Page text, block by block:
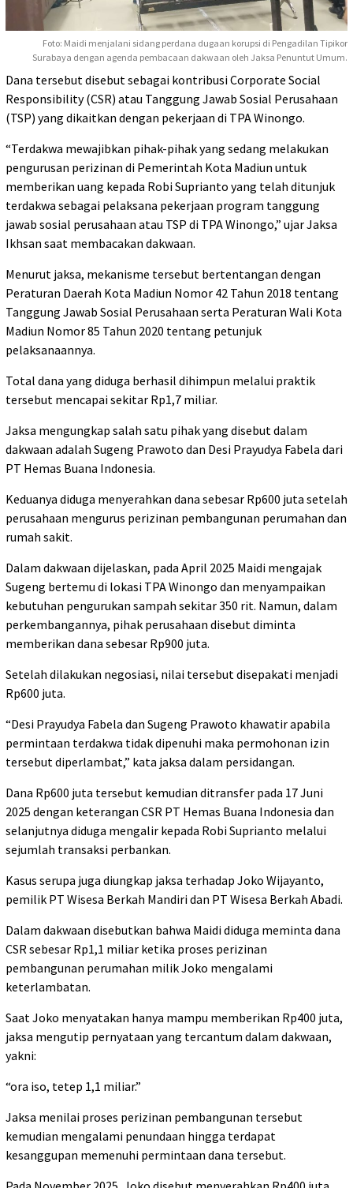
Foto: Maidi menjalani sidang perdana dugaan korupsi di Pengadilan Tipikor
Surabaya dengan agenda pembacaan dakwaan oleh Jaksa Penuntut Umum.
Dana tersebut disebut sebagai kontribusi Corporate Social
Responsibility (CSR) atau Tanggung Jawab Sosial Perusahaan
(TSP) yang dikaitkan dengan pekerjaan di TPA Winongo.
“Terdakwa mewajibkan pihak-pihak yang sedang melakukan
pengurusan perizinan di Pemerintah Kota Madiun untuk
memberikan uang kepada Robi Suprianto yang telah ditunjuk
terdakwa sebagai pelaksana pekerjaan program tanggung
jawab sosial perusahaan atau TSP di TPA Winongo,” ujar Jaksa
Ikhsan saat membacakan dakwaan.
Menurut jaksa, mekanisme tersebut bertentangan dengan
Peraturan Daerah Kota Madiun Nomor 42 Tahun 2018 tentang
Tanggung Jawab Sosial Perusahaan serta Peraturan Wali Kota
Madiun Nomor 85 Tahun 2020 tentang petunjuk
pelaksanaannya.
Total dana yang diduga berhasil dihimpun melalui praktik
tersebut mencapai sekitar Rp1,7 miliar.
Jaksa mengungkap salah satu pihak yang disebut dalam
dakwaan adalah Sugeng Prawoto dan Desi Prayudya Fabela dari
PT Hemas Buana Indonesia.
Keduanya diduga menyerahkan dana sebesar Rp600 juta setelah
perusahaan mengurus perizinan pembangunan perumahan dan
rumah sakit.
Dalam dakwaan dijelaskan, pada April 2025 Maidi mengajak
Sugeng bertemu di lokasi TPA Winongo dan menyampaikan
kebutuhan pengurukan sampah sekitar 350 rit. Namun, dalam
perkembangannya, pihak perusahaan disebut diminta
memberikan dana sebesar Rp900 juta.
Setelah dilakukan negosiasi, nilai tersebut disepakati menjadi
Rp600 juta.
“Desi Prayudya Fabela dan Sugeng Prawoto khawatir apabila
permintaan terdakwa tidak dipenuhi maka permohonan izin
tersebut diperlambat,” kata jaksa dalam persidangan.
Dana Rp600 juta tersebut kemudian ditransfer pada 17 Juni
2025 dengan keterangan CSR PT Hemas Buana Indonesia dan
selanjutnya diduga mengalir kepada Robi Suprianto melalui
sejumlah transaksi perbankan.
Kasus serupa juga diungkap jaksa terhadap Joko Wijayanto,
pemilik PT Wisesa Berkah Mandiri dan PT Wisesa Berkah Abadi.
Dalam dakwaan disebutkan bahwa Maidi diduga meminta dana
CSR sebesar Rp1,1 miliar ketika proses perizinan
pembangunan perumahan milik Joko mengalami
keterlambatan.
Saat Joko menyatakan hanya mampu memberikan Rp400 juta,
jaksa mengutip pernyataan yang tercantum dalam dakwaan,
yakni:
“ora iso, tetep 1,1 miliar.”
Jaksa menilai proses perizinan pembangunan tersebut
kemudian mengalami penundaan hingga terdapat
kesanggupan memenuhi permintaan dana tersebut.